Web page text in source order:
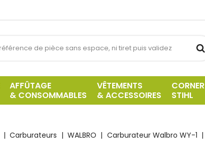
AFFÛTAGE
& CONSOMMABLES
VÊTEMENTS
& ACCESSOIRES
CORNER
STIHL
Carburateurs WALBRO Carburateur Walbro WY-1